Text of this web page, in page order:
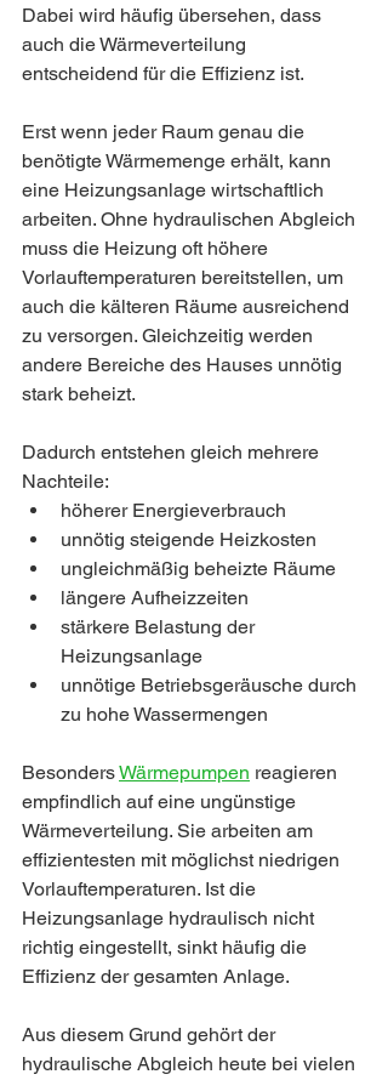
Dabei wird häufig übersehen, dass
auch die Wärmeverteilung
entscheidend für die Effizienz ist.
Erst wenn jeder Raum genau die
benötigte Wärmemenge erhält, kann
eine Heizungsanlage wirtschaftlich
arbeiten. Ohne hydraulischen Abgleich
muss die Heizung oft höhere
Vorlauftemperaturen bereitstellen, um
auch die kälteren Räume ausreichend
zu versorgen. Gleichzeitig werden
andere Bereiche des Hauses unnötig
stark beheizt.
Dadurch entstehen gleich mehrere
Nachteile:
höherer Energieverbrauch
unnötig steigende Heizkosten
ungleichmäßig beheizte Räume
längere Aufheizzeiten
stärkere Belastung der
Heizungsanlage
unnötige Betriebsgeräusche durch
zu hohe Wassermengen
Besonders Wärmepumpen reagieren
empfindlich auf eine ungünstige
Wärmeverteilung. Sie arbeiten am
effizientesten mit möglichst niedrigen
Vorlauftemperaturen. Ist die
Heizungsanlage hydraulisch nicht
richtig eingestellt, sinkt häufig die
Effizienz der gesamten Anlage.
Aus diesem Grund gehört der
hydraulische Abgleich heute bei vielen